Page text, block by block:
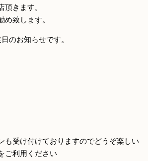
頂きます。
め致します。
のお知らせです。
も受け付けておりますのでどうぞ楽しい
ご利用ください